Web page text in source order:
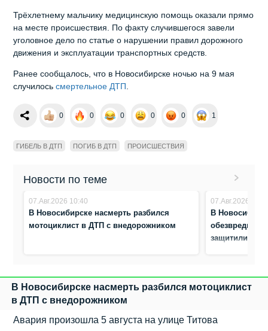
Трёхлетнему мальчику медицинскую помощь оказали прямо
на месте происшествия. По факту случившегося завели
уголовное дело по статье о нарушении правил дорожного
движения и эксплуатации транспортных средств.
Ранее сообщалось, что в Новосибирске ночью на 9 мая
случилось смертельное ДТП.
0 0 0 0 0 1
ГИБЕЛЬ В ДТП ПОГИБ В ДТП ПРОИСШЕСТВИЯ
Новости по теме
07.Авг.2026 10:40
В Новосибирске насмерть разбился
мотоциклист в ДТП с внедорожником
07.Авг.2026
В
обезвредили
защитили
В Новосибирске насмерть разбился мотоциклист
в ДТП с внедорожником
Авария произошла 5 августа на улице Титова